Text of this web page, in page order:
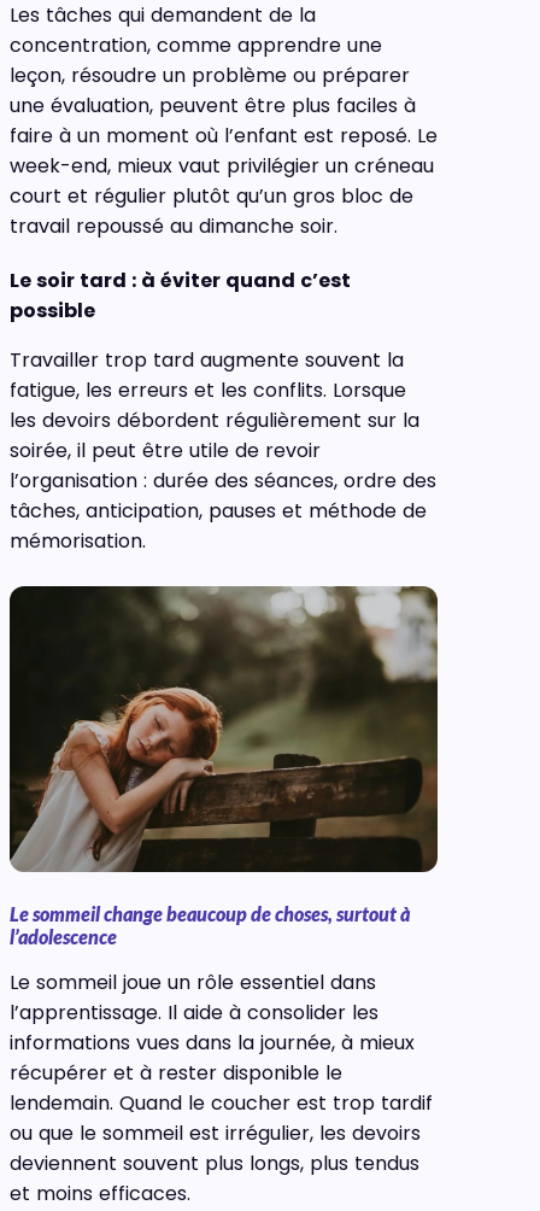
Les tâches qui demandent de la
concentration, comme apprendre une
leçon, résoudre un problème ou préparer
une évaluation, peuvent être plus faciles à
faire à un moment où l’enfant est reposé. Le
week-end, mieux vaut privilégier un créneau
court et régulier plutôt qu’un gros bloc de
travail repoussé au dimanche soir.
Le soir tard : à éviter quand c’est
possible
Travailler trop tard augmente souvent la
fatigue, les erreurs et les conflits. Lorsque
les devoirs débordent régulièrement sur la
soirée, il peut être utile de revoir
l’organisation : durée des séances, ordre des
tâches, anticipation, pauses et méthode de
mémorisation.
Le sommeil change beaucoup de choses, surtout à
l’adolescence
Le sommeil joue un rôle essentiel dans
l’apprentissage. Il aide à consolider les
informations vues dans la journée, à mieux
récupérer et à rester disponible le
lendemain. Quand le coucher est trop tardif
ou que le sommeil est irrégulier, les devoirs
deviennent souvent plus longs, plus tendus
et moins efficaces.